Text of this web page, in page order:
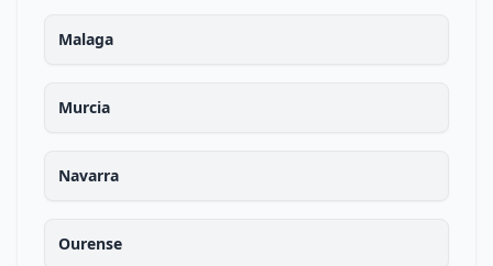
Malaga
Murcia
Navarra
Ourense